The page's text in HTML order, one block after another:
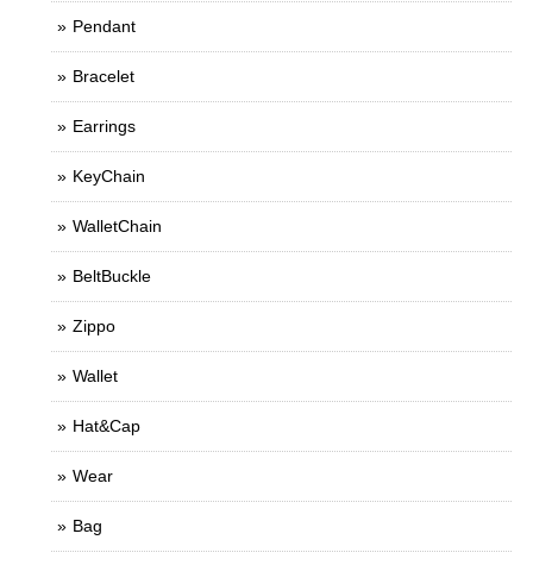
Pendant
Bracelet
Earrings
KeyChain
WalletChain
BeltBuckle
Zippo
Wallet
Hat&Cap
Wear
Bag